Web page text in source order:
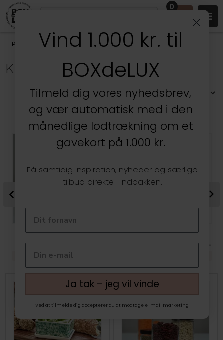
0
Produkter /Stuen Vaser, Krukker & Urtepotter/ Krukker med låg
KRUKKER MED LÅG
MEST POPULÆRE I KRUKKER MED LÅG
Little Pots Muscadin glaskrukke med KOBBER låg - 720 ml.
39,-
Zeller Krydderiglas med sort låg - 120ml.
19,-
Vind 1.000 kr. til
BOXdeLUX
Tilmeld dig vores nyhedsbrev,
og vær automatisk med i den
månedlige lodtrækning om et
gavekort på 1.000 kr.
Få samtidig inspiration, nyheder og særlige
tilbud direkte i indbakken.
Ja tak – jeg vil vinde
Ved at tilmelde dig accepterer du at modtage e-mail marketing